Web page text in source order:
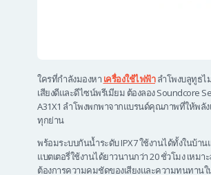
ใครที่กำลังมองหา เครื่องใช้ไฟฟ้า ลําโพงบลูทูธไ
เสียงดีและดีไซน์พรีเมียม ต้องลอง Soundcore
A31X1 ลำโพงพกพาจากแบรนด์คุณภาพที่ให้พลัง
ทุกย่าน
พร้อมระบบกันน้ำระดับ IPX7 ใช้งานได้ทั้งในบ้า
แบตเตอรี่ใช้งานได้ยาวนานกว่า 20 ชั่วโมง เหม
ต้องการความคมชัดของเสียงและความทนทานใ